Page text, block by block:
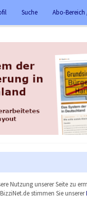
Suche Abo-
Nutzung unserer Seite zu
stimmen Sie unserer